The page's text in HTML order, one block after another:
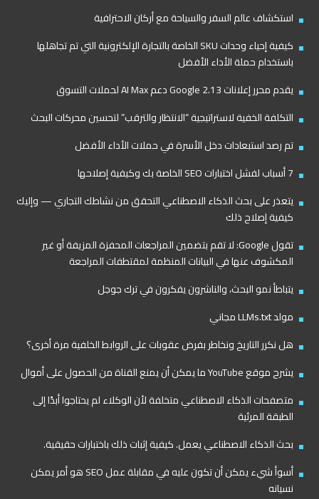
استكشاف عالم السفر والسياحة مع أركان الاحترافية
كيفية إحياء وحدات SKU الخاصة بالتجارة الإلكترونية التي تم تجاهلها
باستخدام حملة الأداء الأفضل
يقدم محرر إعلانات Google 2.13 دعم AI Max لحملات التسوق
التكلفة الخفية لاستراتيجية “الانتظار والترقب” لتحسين محركات البحث
تم رصد استبعادات دخل الأسرة في حملات الأداء الأفضل
7 أسباب لفشل اختبارات SEO الخاصة بك وكيفية إصلاحها
يتعذر على بحث الذكاء الاصطناعي التحقق من نشاطك التجاري — وإليك
كيفية إصلاح ذلك
تقول Google: لا تقم بتضمين المراجعات المحفزة المزيفة أو غير
المكشوف عنها في البيانات المنظمة لمقتطفات المراجعة
يتباطأ نمو البحث، والناشرون يفكرون في ترك جوجل
مولد LLMs.txt مجاني
هل نكرر التاريخ ونخاطر بفرض عقوبات على الروابط الخلفية مرة أخرى؟
يشرح موقع YouTube ما يمكن أن يمنع القناة من الحصول على أموال
متصفحات الذكاء الاصطناعي متخلفة لأن الوكلاء لم يحتاجوا أبدًا إلى
الطبقة المرئية
بحث الذكاء الاصطناعي يعمل. كيفية إثبات ذلك باختبارات حقيقية.
أسوأ شيء يمكن أن تكون عليه في مقابلة عمل SEO هو أمر يمكن
نسيانه